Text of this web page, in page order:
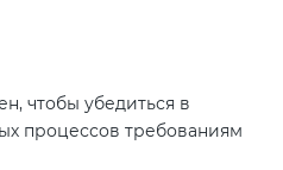
чтобы убедиться в
процессов требованиям